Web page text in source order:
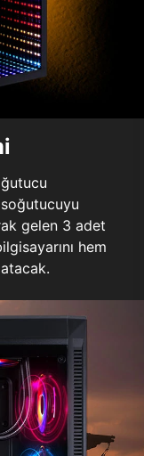
gelen 3 adet
hem